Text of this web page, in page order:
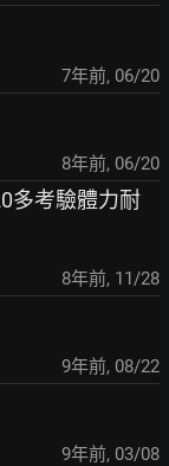
7年前, 06/20
8年前, 06/20
多考驗體力耐
8年前, 11/28
9年前, 08/22
9年前, 03/08